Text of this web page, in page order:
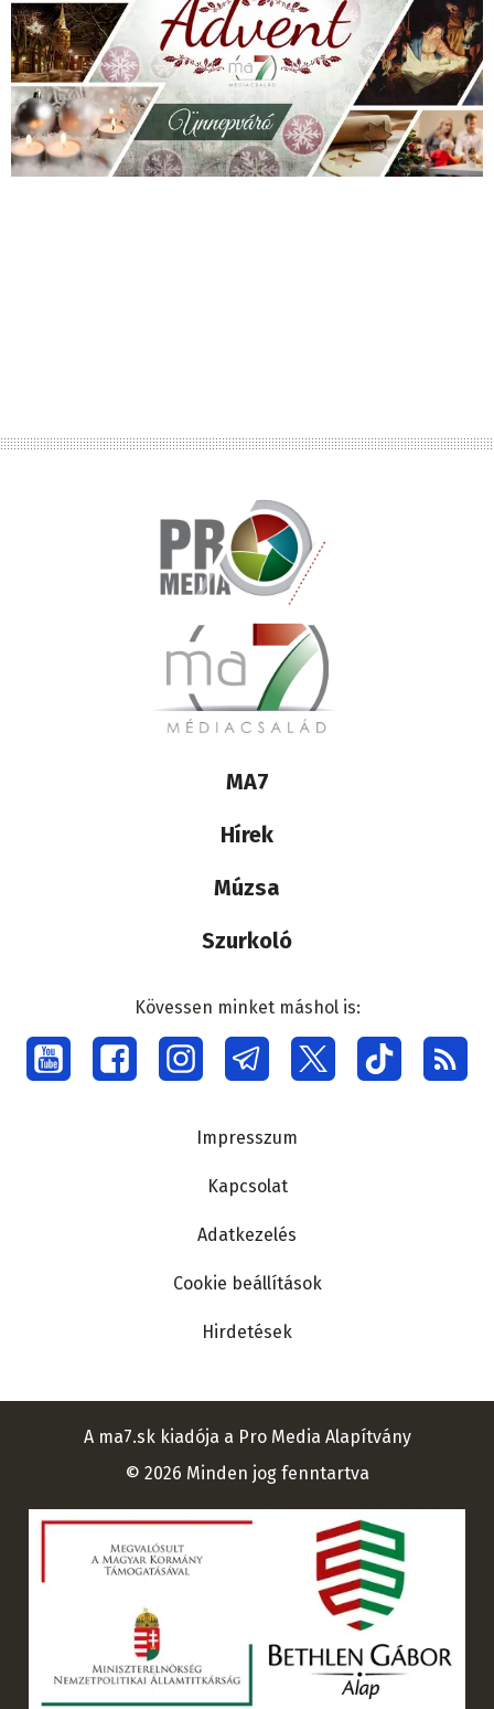
Lábléc
médiacsalád
MA7
Hírek
Múzsa
Szurkoló
Social
menu
Kövessen minket máshol is:
Impresszum
Kapcsolat
Adatkezelés
Cookie beállítások
Hirdetések
A ma7.sk kiadója a Pro Media Alapítvány
© 2026 Minden jog fenntartva